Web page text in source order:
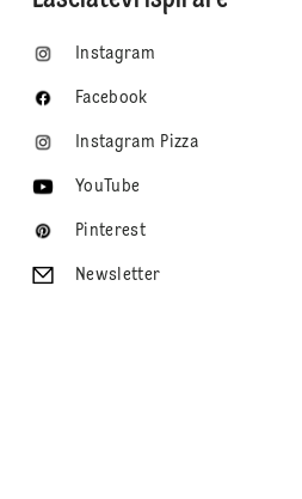
Instagram
Facebook
Instagram Pizza
YouTube
Pinterest
Newsletter